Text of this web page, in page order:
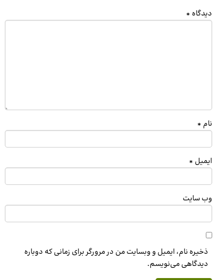
دیدگاه *
نام *
ایمیل *
وب‌ سایت
ذخیره نام، ایمیل و وبسایت من در مرورگر برای زمانی که دوباره
دیدگاهی می‌نویسم.